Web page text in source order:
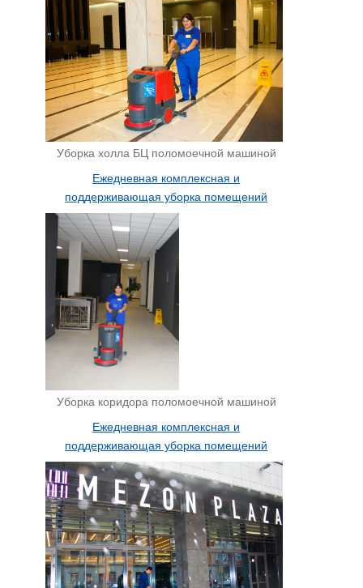
Уборка холла БЦ поломоечной машиной
Ежедневная комплексная и
поддерживающая уборка помещений
Уборка коридора поломоечной машиной
Ежедневная комплексная и
поддерживающая уборка помещений